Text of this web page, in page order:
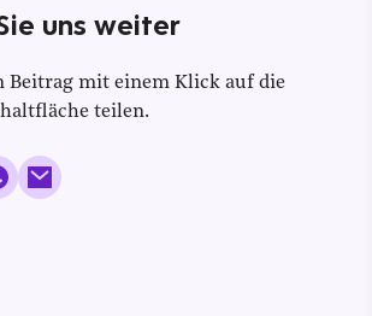
uns weiter
Beitrag mit einem Klick auf die
teilen.